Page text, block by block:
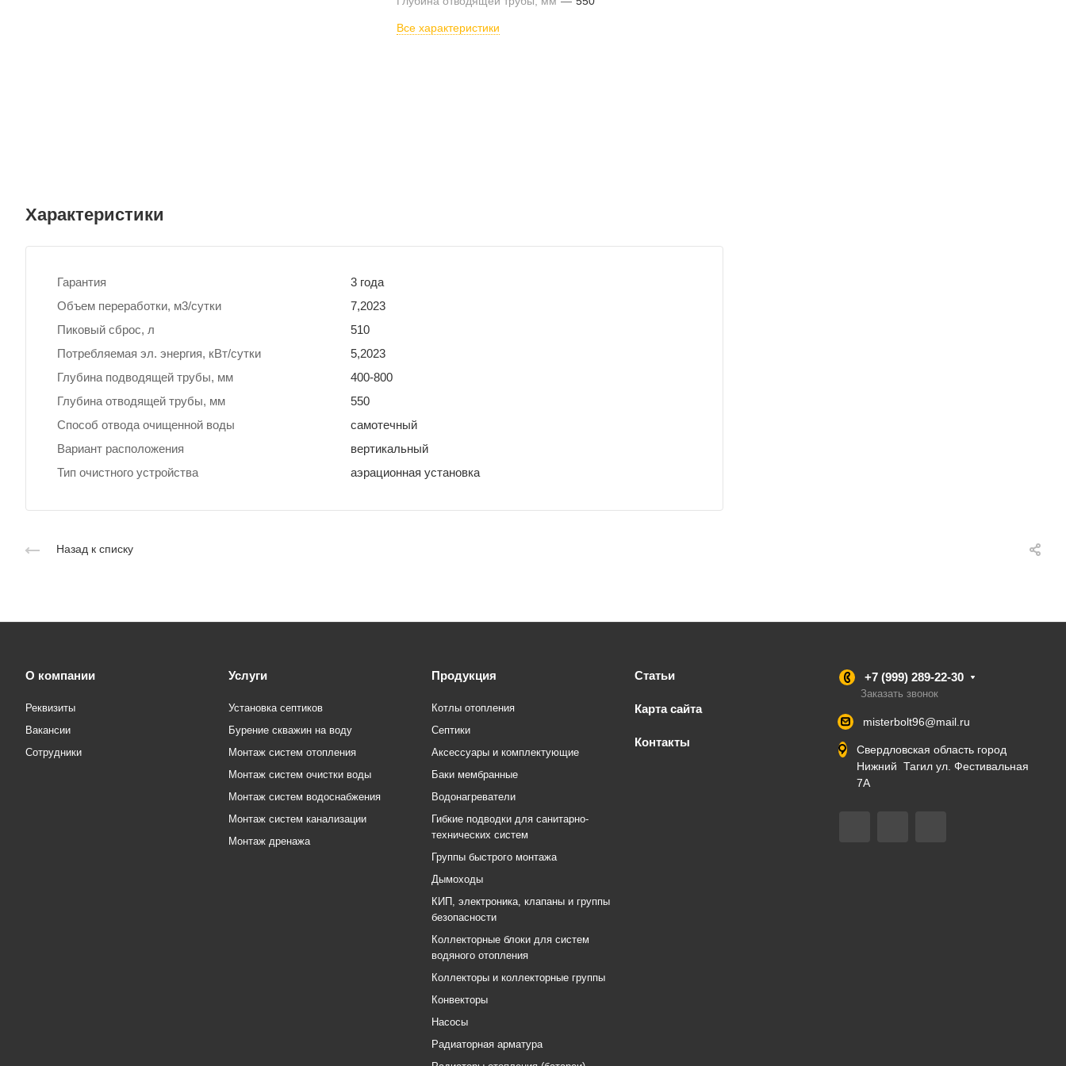
Все характеристики
Характеристики
Гарантия
3 года
Объем переработки, м3/сутки
7,2023
Пиковый сброс, л
510
Потребляемая эл. энергия, кВт/сутки
5,2023
Глубина подводящей трубы, мм
400-800
Глубина отводящей трубы, мм
550
Способ отвода очищенной воды
самотечный
Вариант расположения
вертикальный
Тип очистного устройства
аэрационная установка
Назад к списку
О компании
Реквизиты
Вакансии
Сотрудники
Услуги
Установка септиков
Бурение скважин на воду
Монтаж систем отопления
Монтаж систем очистки воды
Монтаж систем водоснабжения
Монтаж систем канализации
Монтаж дренажа
Продукция
Котлы отопления
Септики
Аксессуары и комплектующие
Баки мембранные
Водонагреватели
Гибкие подводки для санитарно-
технических систем
Группы быстрого монтажа
Дымоходы
КИП, электроника, клапаны и группы
безопасности
Коллекторные блоки для систем
водяного отопления
Коллекторы и коллекторные группы
Конвекторы
Насосы
Радиаторная арматура
Статьи
Карта сайта
Контакты
+7 (999) 289-22-30
Заказать звонок
misterbolt96@mail.ru
Свердловская область город
Нижний Тагил ул. Фестивальная
7А